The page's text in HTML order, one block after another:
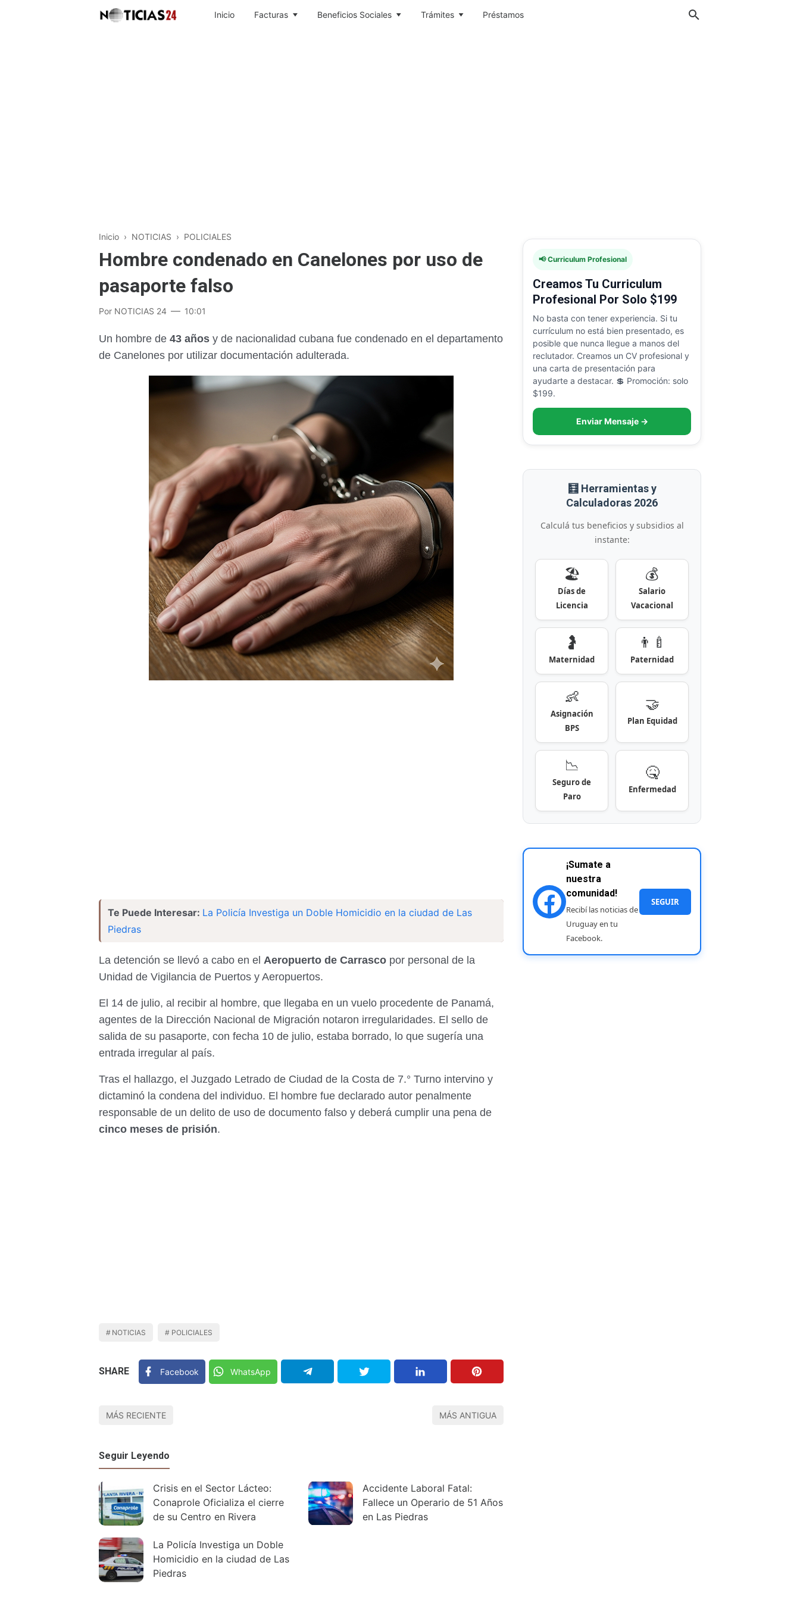
Inicio Facturas Beneficios Sociales Trámites Préstamos
Inicio › NOTICIAS › POLICIALES
Hombre condenado en Canelones por uso de
pasaporte falso
Por NOTICIAS 24 10:01
Un hombre de 43 años y de nacionalidad cubana fue condenado en el departamento
de Canelones por utilizar documentación adulterada.
Te Puede Interesar: La Policía Investiga un Doble Homicidio en la ciudad de Las
Piedras
La detención se llevó a cabo en el Aeropuerto de Carrasco por personal de la
Unidad de Vigilancia de Puertos y Aeropuertos.
El 14 de julio, al recibir al hombre, que llegaba en un vuelo procedente de Panamá,
agentes de la Dirección Nacional de Migración notaron irregularidades. El sello de
salida de su pasaporte, con fecha 10 de julio, estaba borrado, lo que sugería una
entrada irregular al país.
Tras el hallazgo, el Juzgado Letrado de Ciudad de la Costa de 7.° Turno intervino y
dictaminó la condena del individuo. El hombre fue declarado autor penalmente
responsable de un delito de uso de documento falso y deberá cumplir una pena de
cinco meses de prisión.
NOTICIAS POLICIALES
SHARE Facebook WhatsApp
MÁS RECIENTE MÁS ANTIGUA
Seguir Leyendo
Crisis en el Sector Lácteo:
Conaprole Oficializa el cierre
de su Centro en Rivera
Accidente Laboral Fatal:
Fallece un Operario de 51 Años
en Las Piedras
La Policía Investiga un Doble
Homicidio en la ciudad de Las
Piedras
📢 Curriculum Profesional
Creamos Tu Curriculum
Profesional Por Solo $199
No basta con tener experiencia. Si tu
currículum no está bien presentado, es
posible que nunca llegue a manos del
reclutador. Creamos un CV profesional y
una carta de presentación para
ayudarte a destacar. 💲 Promoción: solo
$199.
Enviar Mensaje →
🧮 Herramientas y
Calculadoras 2026
Calculá tus beneficios y subsidios al
instante:
🏖️
Días de
Licencia
💰
Salario
Vacacional
🤰
Maternidad
👨‍🍼
Paternidad
👶
Asignación
BPS
🤝
Plan Equidad
📉
Seguro de
Paro
🤒
Enfermedad
¡Sumate a
nuestra
comunidad!
Recibí las noticias de
Uruguay en tu
Facebook.
SEGUIR